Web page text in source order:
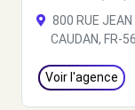
800 RUE
CAUDAN, FR-
Voir l'agence